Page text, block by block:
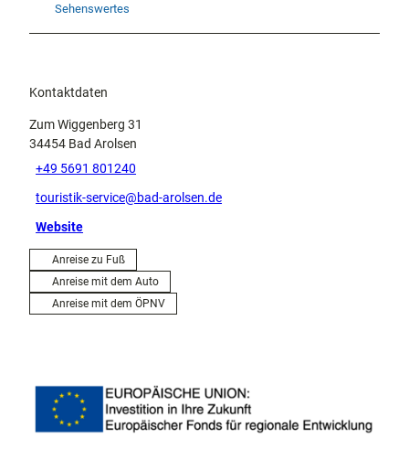
Sehenswertes
Kontaktdaten
Zum Wiggenberg 31
34454 Bad Arolsen
+49 5691 801240
touristik-service@bad-arolsen.de
Website
Anreise zu Fuß
Anreise mit dem Auto
Anreise mit dem ÖPNV